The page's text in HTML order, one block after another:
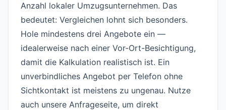
Anzahl lokaler Umzugsunternehmen. Das
bedeutet: Vergleichen lohnt sich besonders.
Hole mindestens drei Angebote ein —
idealerweise nach einer Vor-Ort-Besichtigung,
damit die Kalkulation realistisch ist. Ein
unverbindliches Angebot per Telefon ohne
Sichtkontakt ist meistens zu ungenau. Nutze
auch unsere Anfrageseite, um direkt